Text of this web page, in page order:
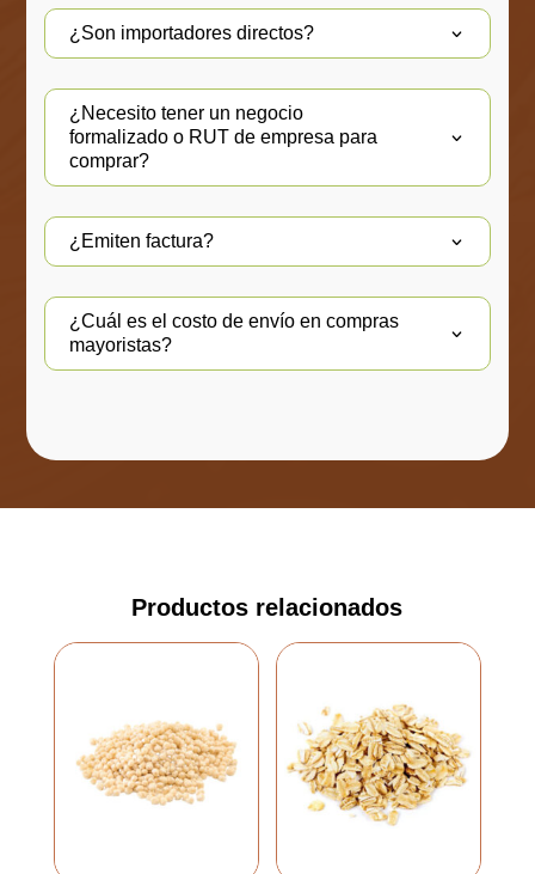
¿Son importadores directos?
¿Necesito tener un negocio
formalizado o RUT de empresa para
comprar?
¿Emiten factura?
¿Cuál es el costo de envío en compras
mayoristas?
Productos relacionados